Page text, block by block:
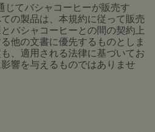
じてバシャコーヒーが販売す
の製品は、本規約に従って販売
バシャコーヒーとの間の契約上
他の文書に優先するものとしま
、適用される法律に基づいてお
響を与えるものではありませ